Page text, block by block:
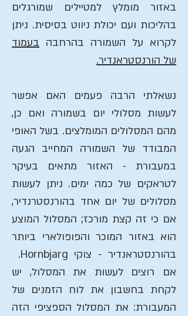
באזור מומלץ למטיילים שמורגלים
בהליכות ועם יכולת ניווט בסיסית. ניתן
לקרוא על השמורה בהרחבה בעמוד
של הורנסטראנדיר.
נשאלתי הרבה פעמים האם אפשר
לעשות מסלולי יום בשמורה ואם כן,
מהם המסלולים המומלצים. בשל האופי
המבודד של השמורה המחייב הגעה
במעבורת - האזור מתאים בעיקר
לטראקים של כמה ימים. ניתן לעשות
מסלולים של יום אחד בהורנסטרנדיר,
אם כי זה קצת מורכז; המסלול המוצע
הוא באזור המוכר והפופולארי ביותר
בהורנסטראנדיר - צוקי Hornbjarg.
אם רוצים לעשות את המסלול, יש
לקחת בחשבון את לוח הזמנים של
המעבורת: את המסלול הספציפי הזה